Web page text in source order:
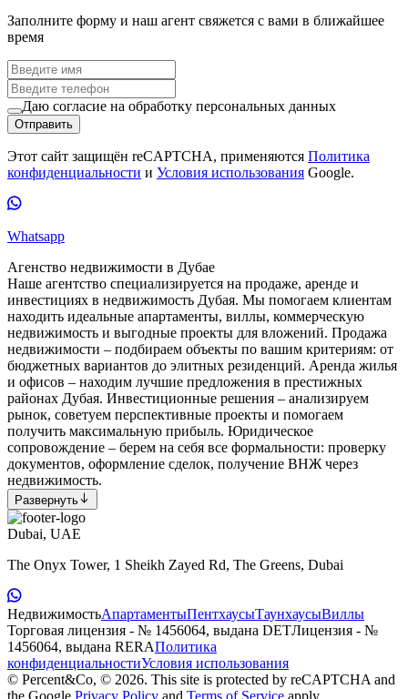
Заполните форму и наш агент свяжется с вами в ближайшее
время
Даю согласие на обработку персональных данных
Отправить
Этот сайт защищён reCAPTCHA, применяются Политика
конфиденциальности и Условия использования Google.
Whatsapp
Агенство недвижимости в Дубае
Наше агентство специализируется на продаже, аренде и
инвестициях в недвижимость Дубая. Мы помогаем клиентам
находить идеальные апартаменты, виллы, коммерческую
недвижимость и выгодные проекты для вложений. Продажа
недвижимости – подбираем объекты по вашим критериям: от
бюджетных вариантов до элитных резиденций. Аренда жилья
и офисов – находим лучшие предложения в престижных
районах Дубая. Инвестиционные решения – анализируем
рынок, советуем перспективные проекты и помогаем
получить максимальную прибыль. Юридическое
сопровождение – берем на себя все формальности: проверку
документов, оформление сделок, получение ВНЖ через
недвижимость.
Развернуть
Dubai, UAE
The Onyx Tower, 1 Sheikh Zayed Rd, The Greens, Dubai
НедвижимостьАпартаментыПентхаусыТаунхаусыВиллы
Торговая лицензия - № 1456064, выдана DETЛицензия - №
1456064, выдана RERAПолитика
конфиденциальностиУсловия использования
© Percent&Co, © 2026. This site is protected by reCAPTCHA and
the Google Privacy Policy and Terms of Service apply